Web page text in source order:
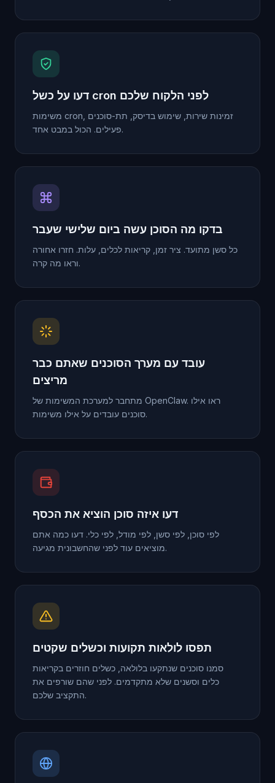
דעו על כשל cron לפני הלקוח שלכם
משימות cron, זמינות שירות, שימוש בדיסק, תת-סוכנים
פעילים. הכול במבט אחד.
בדקו מה הסוכן עשה ביום שלישי שעבר
כל סשן מתועד. ציר זמן, קריאות לכלים, עלות. חזרו אחורה
וראו מה קרה.
עובד עם מערך הסוכנים שאתם כבר
מריצים
מתחבר למערכת המשימות של OpenClaw. ראו אילו
סוכנים עובדים על אילו משימות.
דעו איזה סוכן הוציא את הכסף
לפי סוכן, לפי סשן, לפי מודל, לפי כלי. דעו כמה אתם
מוציאים עוד לפני שהחשבונית מגיעה.
תפסו לולאות תקועות וכשלים שקטים
סמנו סוכנים שנתקעו בלולאה, כשלים חוזרים בקריאות
כלים וסשנים שלא מתקדמים. לפני שהם שורפים את
התקציב שלכם.